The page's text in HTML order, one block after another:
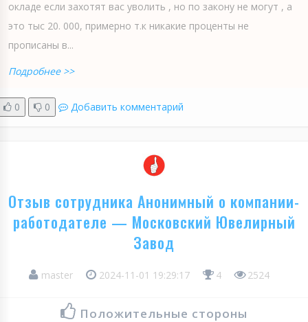
окладе если захотят вас уволить , но по закону не могут , а
это тыс 20. 000, примерно т.к никакие проценты не
прописаны в...
Подробнее >>
0 0 Добавить комментарий
Отзыв сотрудника Анонимный о компании-
работодателе — Московский Ювелирный
Завод
master 2024-11-01 19:29:17 4 2524
Положительные стороны